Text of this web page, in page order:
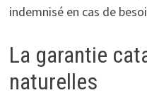
indemnisé en cas de
La garantie
naturelles